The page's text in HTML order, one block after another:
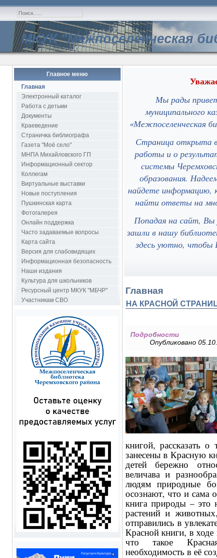
МКУК "Межпоселенческая
Главное меню
Главная
Электронный каталог
Работа с детьми
Документы
Краеведение
Страничка библиографа
Газета "Моё село"
МНПА Михайловского ГП
Информационный сектор
Коллегам
Виртуальные выставки
Новые поступления
Пушкинская карта
Фотогалерея
Онлайн поддержка
Часто задаваемые вопросы
Карта сайта
Версия для слабовидящих
Информационная безопасность
Наши издания
Культура для школьников
Ресурсный центр МКУК "МБЧР"
Участникам СВО
Мы рады
муниципального
«Межпоселенческая
Страница открыта в
работы и о
системы
образования.
найдете информацию,
найти ответы на
Попадая на сайт,
зашли в нашу
здесь уютно, чтобы
Главная
НА КРАСНОЙ
Подробности
Опубликовано
книгой, рассказать
занесены в Красную
детей бережно
величава и
людям природные
осознают, что и сама
книга природы – это
растений и
отправились в
Красной книги, в ходе
что такое
необходимость в её